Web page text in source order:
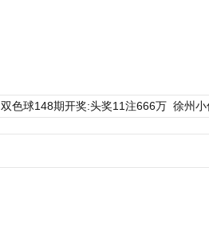
双色球148期开奖:头奖11注666万 徐州